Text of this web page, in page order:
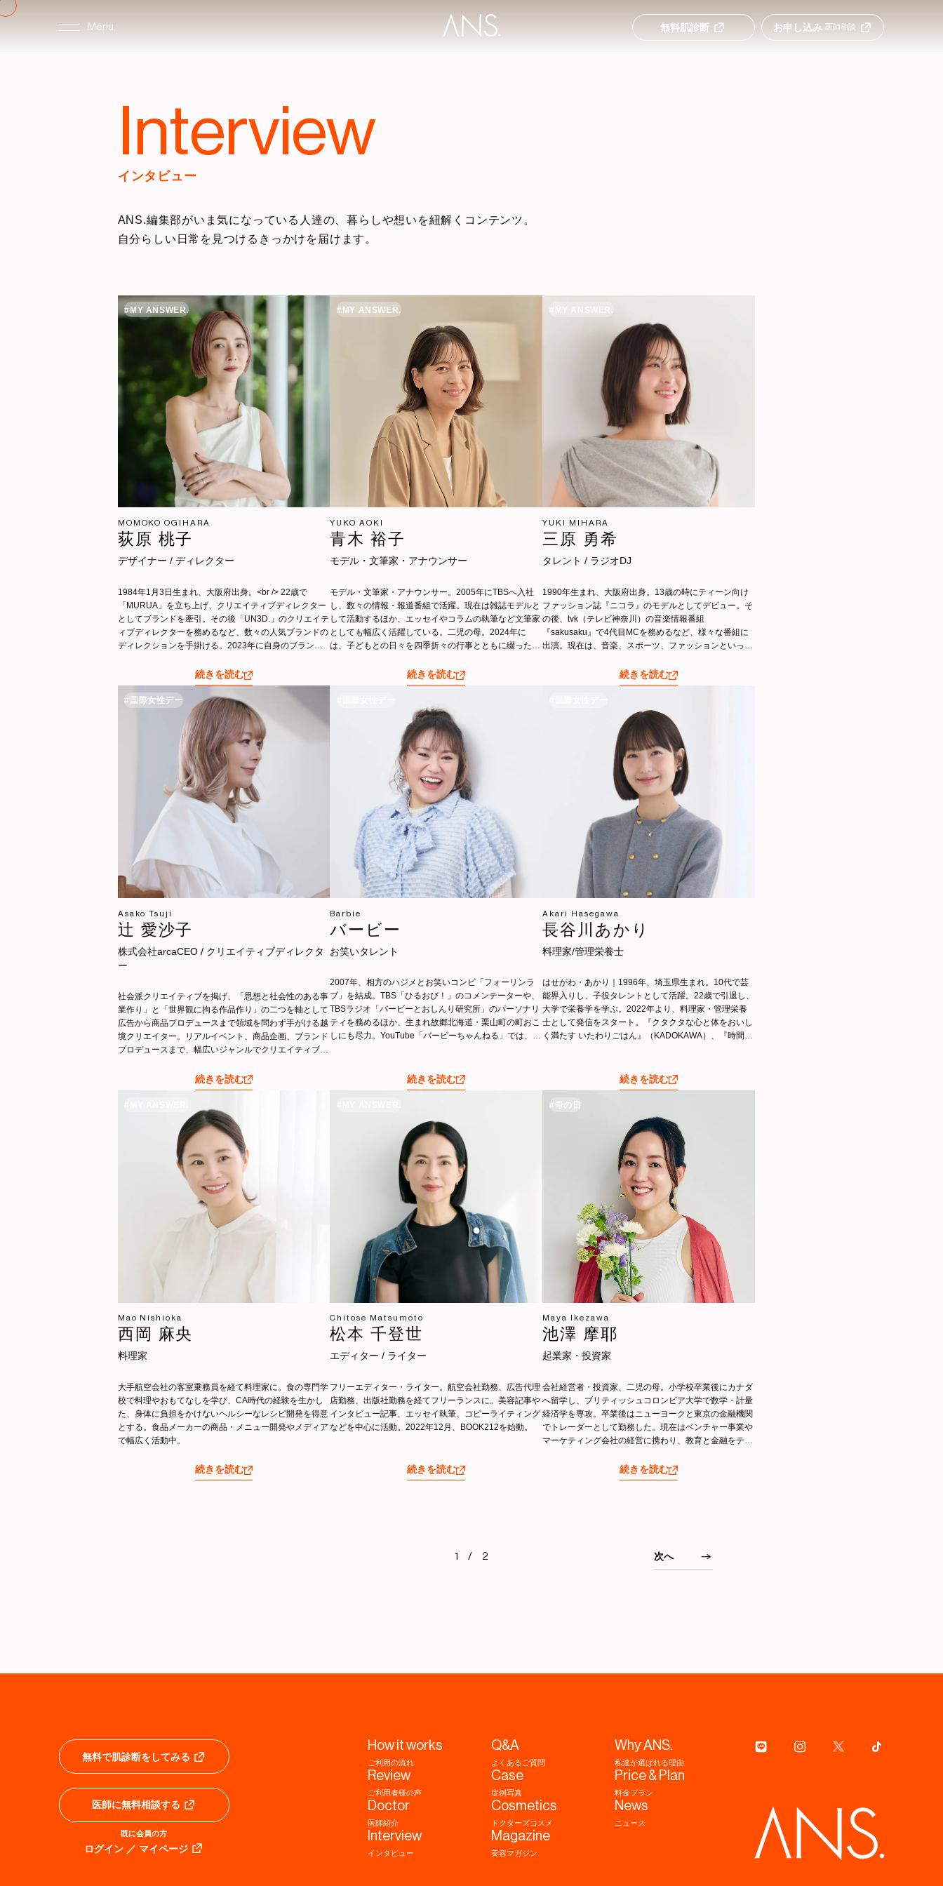
Menu 無料肌診断 お申し込み 医師相談
Interview
インタビュー
ANS.編集部がいま気になっている人達の、暮らしや想いを紐解くコンテンツ。
自分らしい日常を見つけるきっかけを届けます。
#MY ANSWER.
MOMOKO OGIHARA
荻原 桃子
デザイナー / ディレクター
1984年1月3日生まれ、大阪府出身。<br /> 22歳で
「MURUA」を立ち上げ、クリエイティブディレクター
としてブランドを牽引。その後「UN3D.」のクリエイテ
ィブディレクターを務めるなど、数々の人気ブランドの
ディレクションを手掛ける。2023年に自身のブランド
イフスタイルを背景としたものづくりを続けている。プ
ライベートでは、小学生の男の子を育てる一児の母。
<br /> <br />
続きを読む
#MY ANSWER.
YUKO AOKI
青木 裕子
モデル・文筆家・アナウンサー
モデル・文筆家・アナウンサー。2005年にTBSへ入社
し、数々の情報・報道番組で活躍。現在は雑誌モデルと
して活動するほか、エッセイやコラムの執筆など文筆家
としても幅広く活躍している。二児の母。2024年に
は、子どもとの日々を四季折々の行事とともに綴った著
事、子育て、自分らしいライフスタイルを等身大の言葉
で発信し、多くの女性から支持を集めている。
続きを読む
#MY ANSWER.
YUKI MIHARA
三原 勇希
タレント / ラジオDJ
1990年生まれ、大阪府出身。13歳の時にティーン向け
ファッション誌『ニコラ』のモデルとしてデビュー。そ
の後、tvk（テレビ神奈川）の音楽情報番組
『sakusaku』で4代目MCを務めるなど、様々な番組に
出演。現在は、音楽、スポーツ、ファッションといった
筆などマルチに活躍中。続きを読む
#国際女性デー
Asako Tsuji
辻 愛沙子
株式会社arcaCEO / クリエイティブディレクタ
ー
社会派クリエイティブを掲げ、「思想と社会性のある事
業作り」と「世界観に拘る作品作り」の二つを軸として
広告から商品プロデュースまで領域を問わず手がける越
境クリエイター。リアルイベント、商品企画、ブランド
プロデュースまで、幅広いジャンルでクリエイティブデ
メントやヘルスケアをテーマとした「Ladyknows」プロ
ジェクトを発足。2019年秋より2024年3月まで、報道
務めていた。多方面にわたって、作り手と発信者の両軸
で社会課題へのアプローチに挑戦している。
続きを読む
Barbie
バービー
お笑いタレント
2007年、相方のハジメとお笑いコンビ「フォーリンラ
ブ」を結成。TBS「ひるおび！」のコメンテーターや、
TBSラジオ「バービーとおしんり研究所」のパーソナリ
ティを務めるほか、生まれ故郷北海道・栗山町の町おこ
しにも尽力。YouTube「バービーちゃんねる」では、最
り「本音の置き場所」に続き、PHPスペシャルで人気連
載をまとめた「わたしはわたしで生きていく」を一昨年
出版。また、自らプロデュースしたピーチ・ジョンとの
続きを読む
Akari Hasegawa
長谷川あかり
料理家/管理栄養士
はせがわ・あかり｜1996年、埼玉県生まれ。10代で芸
能界入りし、子役タレントとして活躍。22歳で引退し、
大学で栄養学を学ぶ。2022年より、料理家・管理栄養
士として発信をスタート。『クタクタな心と体をおいし
く満たす いたわりごはん』（KADOKAWA）、『時間が
続きを読む
Mao Nishioka
西岡 麻央
料理家
大手航空会社の客室乗務員を経て料理家に。食の専門学
校で料理やおもてなしを学び、CA時代の経験を生かし
た、身体に負担をかけないヘルシーなレシピ開発を得意
とする。食品メーカーの商品・メニュー開発やメディア
で幅広く活動中。
続きを読む
Chitose Matsumoto
松本 千登世
エディター / ライター
フリーエディター・ライター。航空会社勤務、広告代理
店勤務、出版社勤務を経てフリーランスに。美容記事や
インタビュー記事、エッセイ執筆、コピーライティング
などを中心に活動。2022年12月、BOOK212を始動。
続きを読む
#母の日
Maya Ikezawa
池澤 摩耶
起業家・投資家
会社経営者・投資家、二児の母。小学校卒業後にカナダ
へ留学し、ブリティッシュコロンビア大学で数学・計量
経済学を専攻。卒業後はニューヨークと東京の金融機関
でトレーダーとして勤務した。現在はベンチャー事業や
マーケティング会社の経営に携わり、教育と金融をテー
続きを読む
1 / 2 次へ
無料で肌診断をしてみる
医師に無料相談する
既に会員の方
ログイン ／ マイページ
How it works
ご利用の流れ
Q&A
よくあるご質問
Why ANS.
私達が選ばれる理由
Review
ご利用者様の声
Case
症例写真
Price & Plan
料金プラン
Doctor
医師紹介
Cosmetics
ドクターズコスメ
News
ニュース
Interview
インタビュー
Magazine
美容マガジン